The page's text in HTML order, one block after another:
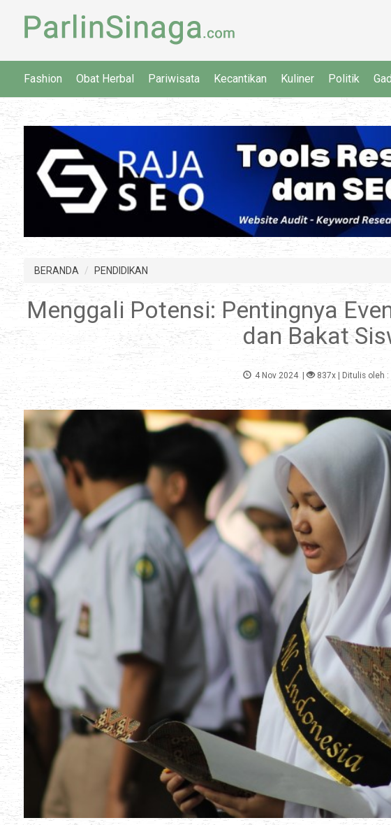
Fashion Obat Herbal Pariwisata Kecantikan Kuliner Politik
BERANDA PENDIDIKAN
Menggali Potensi: Pentingnya
dan Bakat
4 Nov 2024 | 837x | Ditulis oleh :